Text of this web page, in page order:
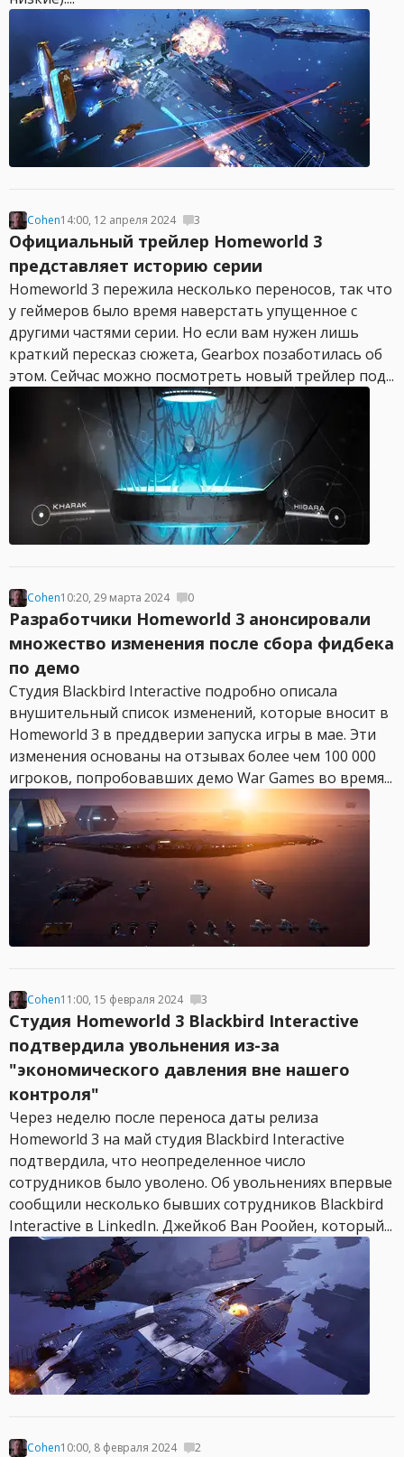
Cohen14:00, 12 апреля 2024 3
Официальный трейлер Homeworld 3
представляет историю серии
Homeworld 3 пережила несколько переносов, так что
у геймеров было время наверстать упущенное с
другими частями серии. Но если вам нужен лишь
краткий пересказ сюжета, Gearbox позаботилась об
этом. Сейчас можно посмотреть новый трейлер под...
Cohen10:20, 29 марта 2024 0
Разработчики Homeworld 3 анонсировали
множество изменения после сбора фидбека
по демо
Студия Blackbird Interactive подробно описала
внушительный список изменений, которые вносит в
Homeworld 3 в преддверии запуска игры в мае. Эти
изменения основаны на отзывах более чем 100 000
игроков, попробовавших демо War Games во время...
Cohen11:00, 15 февраля 2024 3
Студия Homeworld 3 Blackbird Interactive
подтвердила увольнения из-за
"экономического давления вне нашего
контроля"
Через неделю после переноса даты релиза
Homeworld 3 на май студия Blackbird Interactive
подтвердила, что неопределенное число
сотрудников было уволено. Об увольнениях впервые
сообщили несколько бывших сотрудников Blackbird
Interactive в LinkedIn. Джейкоб Ван Роойен, который...
Cohen10:00, 8 февраля 2024 2